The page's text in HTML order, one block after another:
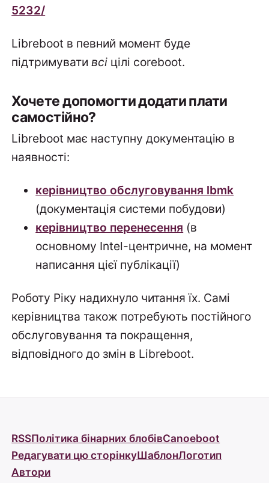
5232/
Libreboot в певний момент буде
підтримувативсі цілі coreboot.
Хочете допомогти додати плати
самостійно?
Libreboot має наступну документацію в
наявності:
керівництво обслуговування lbmk
(документація системи побудови)
керівництво перенесення (в
основному Intel-центричне, на момент
написання цієї публікації)
Роботу Ріку надихнуло читання їх. Самі
керівництва також потребують постійного
обслуговування та покращення,
відповідного до змін в Libreboot.
RSSПолітика бінарних блобівCanoeboot
Редагувати цю сторінкуШаблонЛоготип
Автори